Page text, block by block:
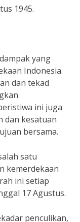
1945.
yang
Indonesia.
dan tekad
ini juga
dan kesatuan
bersama.
satu
kemerdekaan
ini setiap
17 Agustus.
penculikan,